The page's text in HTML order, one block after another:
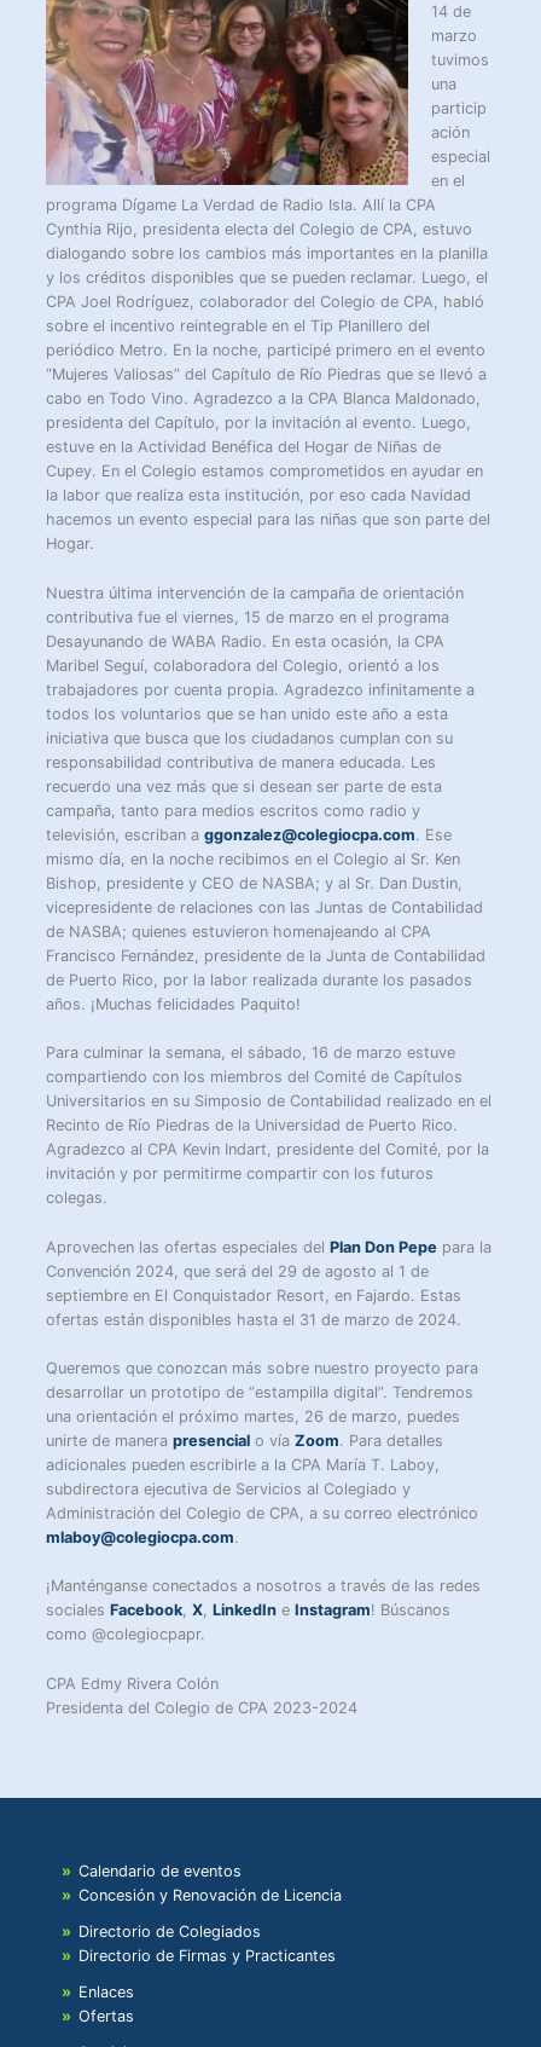
14 de
marzo
tuvimos
una
particip
ación
especial
en el
programa Dígame La Verdad de Radio Isla. Allí la CPA
Cynthia Rijo, presidenta electa del Colegio de CPA, estuvo
dialogando sobre los cambios más importantes en la planilla
y los créditos disponibles que se pueden reclamar. Luego, el
CPA Joel Rodríguez, colaborador del Colegio de CPA, habló
sobre el incentivo reintegrable en el Tip Planillero del
periódico Metro. En la noche, participé primero en el evento
“Mujeres Valiosas” del Capítulo de Río Piedras que se llevó a
cabo en Todo Vino. Agradezco a la CPA Blanca Maldonado,
presidenta del Capítulo, por la invitación al evento. Luego,
estuve en la Actividad Benéfica del Hogar de Niñas de
Cupey. En el Colegio estamos comprometidos en ayudar en
la labor que realiza esta institución, por eso cada Navidad
hacemos un evento especial para las niñas que son parte del
Hogar.
Nuestra última intervención de la campaña de orientación
contributiva fue el viernes, 15 de marzo en el programa
Desayunando de WABA Radio. En esta ocasión, la CPA
Maribel Seguí, colaboradora del Colegio, orientó a los
trabajadores por cuenta propia. Agradezco infinitamente a
todos los voluntarios que se han unido este año a esta
iniciativa que busca que los ciudadanos cumplan con su
responsabilidad contributiva de manera educada. Les
recuerdo una vez más que si desean ser parte de esta
campaña, tanto para medios escritos como radio y
televisión, escriban aggonzalez@colegiocpa.com. Ese
mismo día, en la noche recibimos en el Colegio al Sr. Ken
Bishop, presidente y CEO de NASBA; y al Sr. Dan Dustin,
vicepresidente de relaciones con las Juntas de Contabilidad
de NASBA; quienes estuvieron homenajeando al CPA
Francisco Fernández, presidente de la Junta de Contabilidad
de Puerto Rico, por la labor realizada durante los pasados
años. ¡Muchas felicidades Paquito!
Para culminar la semana, el sábado, 16 de marzo estuve
compartiendo con los miembros del Comité de Capítulos
Universitarios en su Simposio de Contabilidad realizado en el
Recinto de Río Piedras de la Universidad de Puerto Rico.
Agradezco al CPA Kevin Indart, presidente del Comité, por la
invitación y por permitirme compartir con los futuros
colegas.
Aprovechen las ofertas especiales delPlan Don Pepe para la
Convención 2024, que será del 29 de agosto al 1 de
septiembre en El Conquistador Resort, en Fajardo. Estas
ofertas están disponibles hasta el 31 de marzo de 2024.
Queremos que conozcan más sobre nuestro proyecto para
desarrollar un prototipo de “estampilla digital”. Tendremos
una orientación el próximo martes, 26 de marzo, puedes
unirte de manerapresencial o víaZoom. Para detalles
adicionales pueden escribirle a la CPA María T. Laboy,
subdirectora ejecutiva de Servicios al Colegiado y
Administración del Colegio de CPA, a su correo electrónico
mlaboy@colegiocpa.com.
¡Manténganse conectados a nosotros a través de las redes
socialesFacebook,X,LinkedIn eInstagram! Búscanos
como @colegiocpapr.
CPA Edmy Rivera Colón
Presidenta del Colegio de CPA 2023-2024
Calendario de eventos
Concesión y Renovación de Licencia
Directorio de Colegiados
Directorio de Firmas y Practicantes
Enlaces
Ofertas